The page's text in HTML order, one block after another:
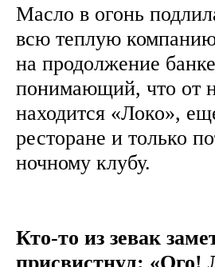
Масло в огонь
всю теплую
на продолжение
понимающий, что от
находится «Локо»,
ресторане и только
ночному клубу.
Кто-то из зевак
присвистнул: «Ого!